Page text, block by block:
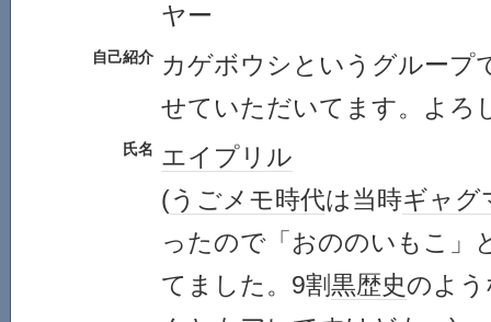
ヤー
自己紹介
カゲボウシというグループ
せていただいてます。よろ
氏名 エイプリル
(うごメモ時代は当時ギャグ
ったので「おののいもこ」
てました。9割黒歴史のよ